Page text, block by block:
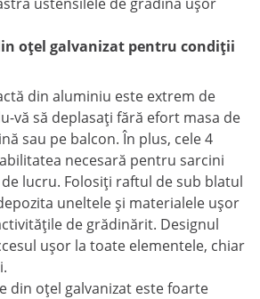
oțel galvanizat pentru condiții
din aluminiu este extrem de
vă să deplasați fără efort masa de
sau pe balcon. În plus, cele 4
necesară pentru sarcini
lucru. Folosiți raftul de sub blatul
uneltele și materialele ușor
de grădinărit. Designul
ușor la toate elementele, chiar
din oțel galvanizat este foarte